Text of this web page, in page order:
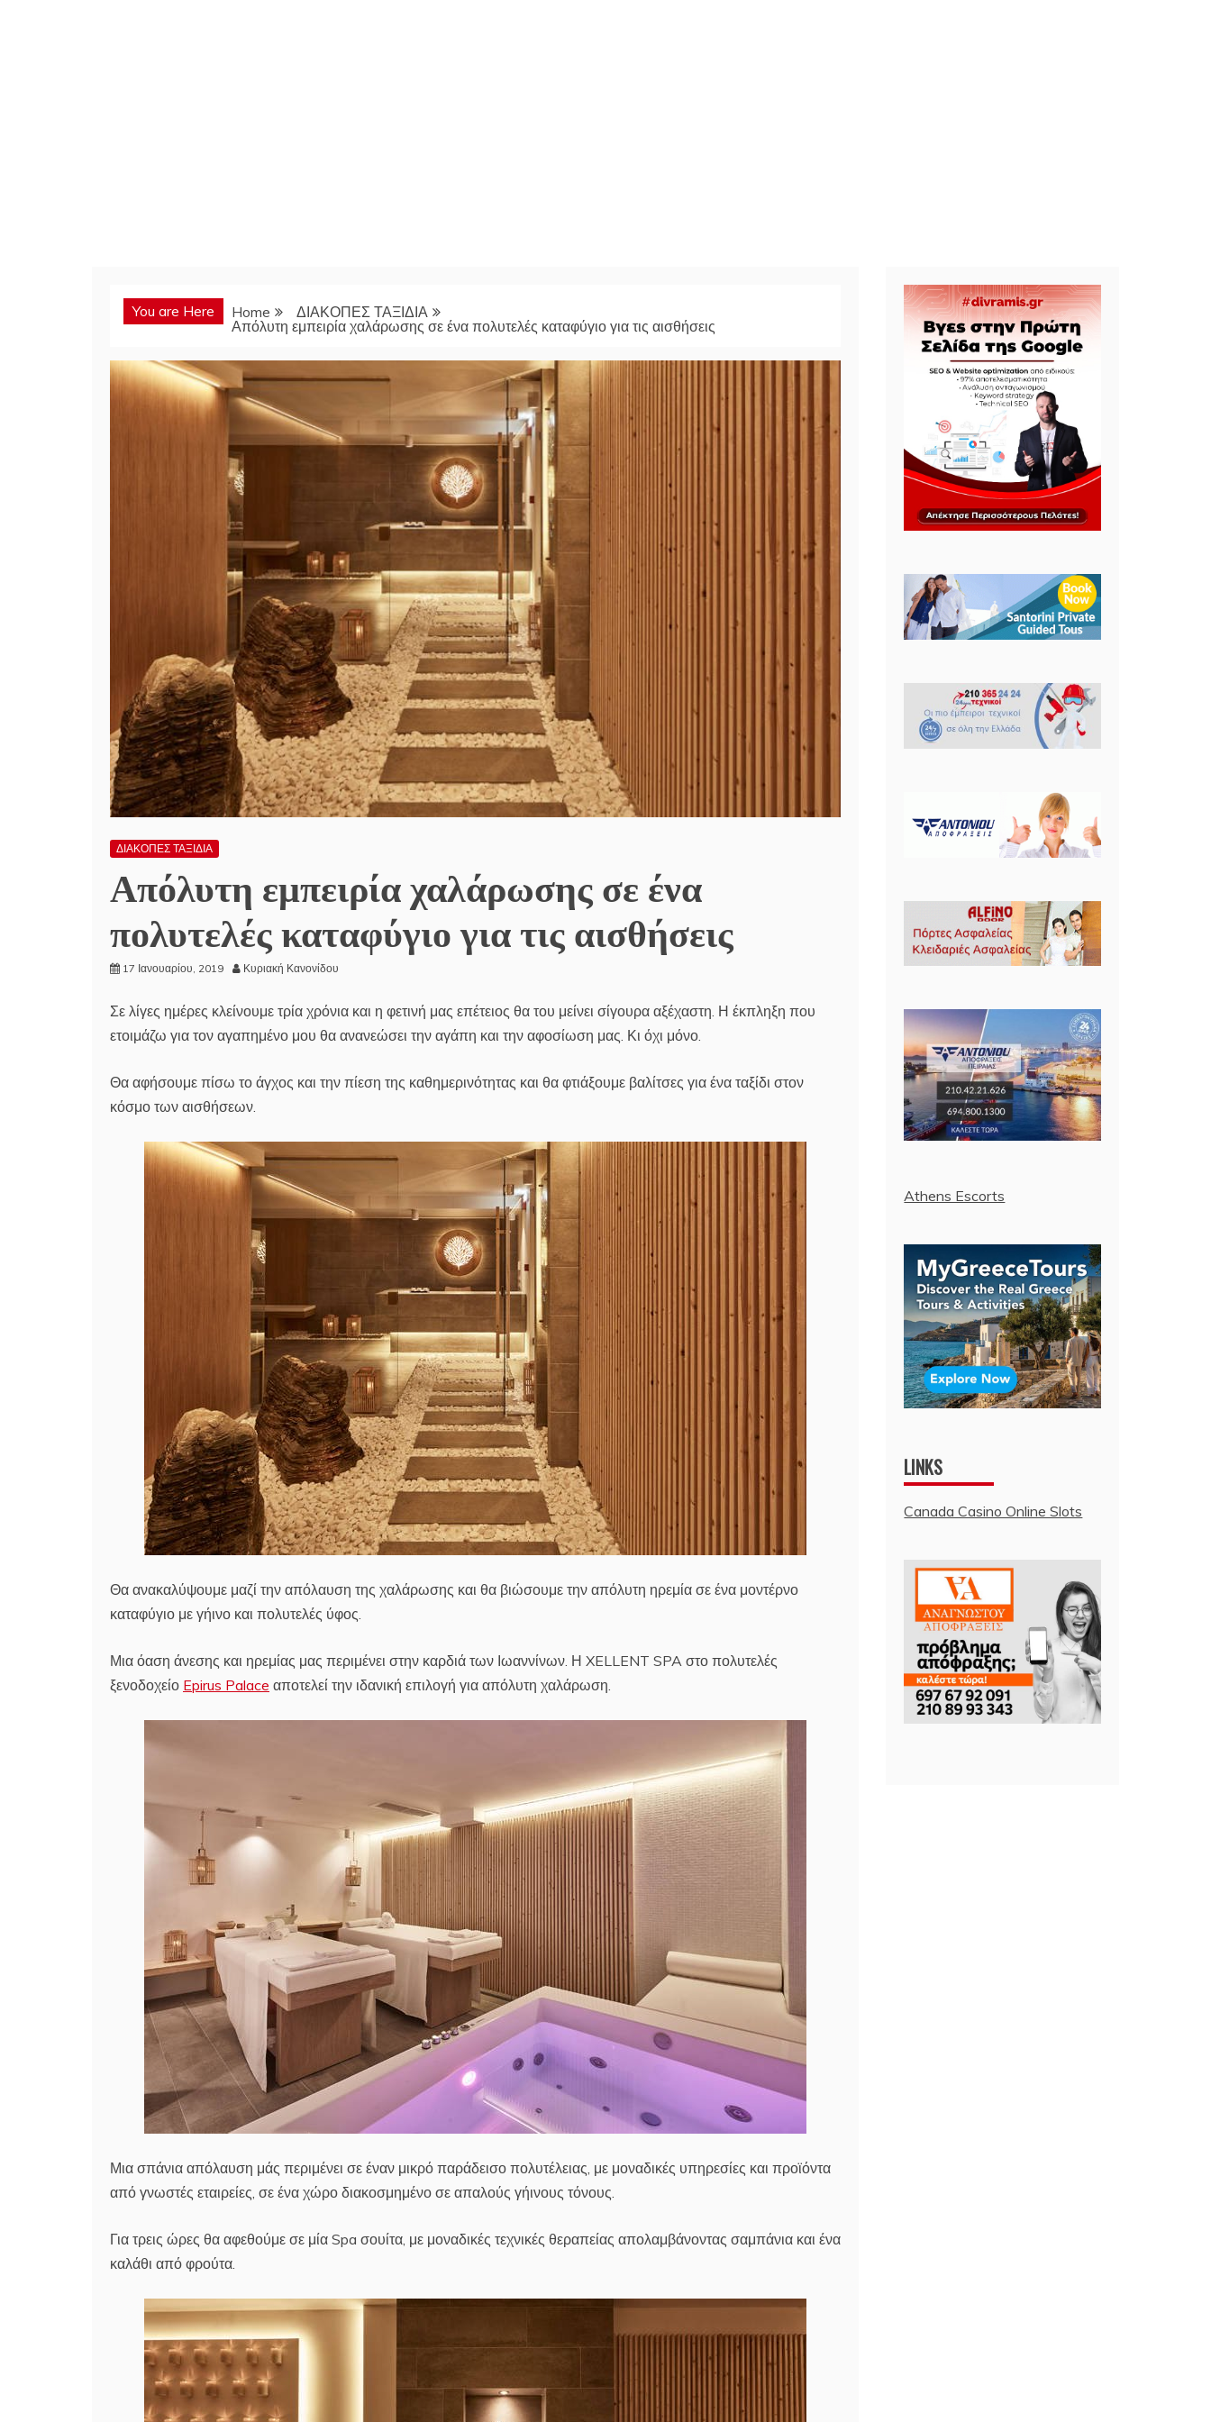
You are Here Home
ΔΙΑΚΟΠΕΣ ΤΑΞΙΔΙΑ
Απόλυτη εμπειρία χαλάρωσης σε ένα πολυτελές καταφύγιο για τις αισθήσεις
ΔΙΑΚΟΠΕΣ ΤΑΞΙΔΙΑ
Απόλυτη εμπειρία χαλάρωσης σε ένα
πολυτελές καταφύγιο για τις αισθήσεις
17 Ιανουαρίου, 2019 Κυριακή Κανονίδου
Σε λίγες ημέρες κλείνουμε τρία χρόνια και η φετινή μας επέτειος θα του μείνει σίγουρα αξέχαστη. Η έκπληξη που
ετοιμάζω για τον αγαπημένο μου θα ανανεώσει την αγάπη και την αφοσίωση μας. Κι όχι μόνο.
Θα αφήσουμε πίσω το άγχος και την πίεση της καθημερινότητας και θα φτιάξουμε βαλίτσες για ένα ταξίδι στον
κόσμο των αισθήσεων.
Θα ανακαλύψουμε μαζί την απόλαυση της χαλάρωσης και θα βιώσουμε την απόλυτη ηρεμία σε ένα μοντέρνο
καταφύγιο με γήινο και πολυτελές ύφος.
Μια όαση άνεσης και ηρεμίας μας περιμένει στην καρδιά των Ιωαννίνων. Η XELLENT SPA στο πολυτελές
ξενοδοχείο Epirus Palace αποτελεί την ιδανική επιλογή για απόλυτη χαλάρωση.
Μια σπάνια απόλαυση μάς περιμένει σε έναν μικρό παράδεισο πολυτέλειας, με μοναδικές υπηρεσίες και προϊόντα
από γνωστές εταιρείες, σε ένα χώρο διακοσμημένο σε απαλούς γήινους τόνους.
Για τρεις ώρες θα αφεθούμε σε μία Spa σουίτα, με μοναδικές τεχνικές θεραπείας απολαμβάνοντας σαμπάνια και ένα
καλάθι από φρούτα.
Athens Escorts
LINKS
Canada Casino Online Slots